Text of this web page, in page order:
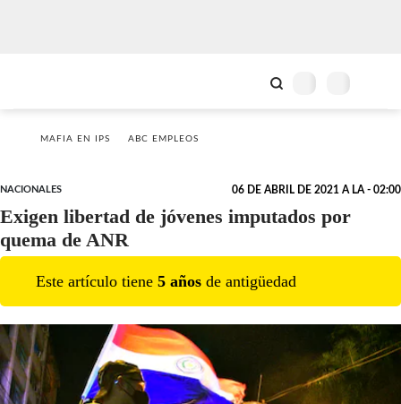
MAFIA EN IPS ABC EMPLEOS
NACIONALES 06 DE ABRIL DE 2021 A LA - 02:00
Exigen libertad de jóvenes imputados por
quema de ANR
Este artículo tiene 5 años de antigüedad